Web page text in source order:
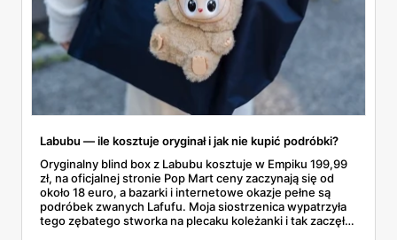
Labubu — ile kosztuje oryginał i jak nie kupić podróbki?
Oryginalny blind box z Labubu kosztuje w Empiku 199,99
zł, na oficjalnej stronie Pop Mart ceny zaczynają się od
około 18 euro, a bazarki i internetowe okazje pełne są
podróbek zwanych Lafufu. Moja siostrzenica wypatrzyła
tego zębatego stworka na plecaku koleżanki i tak zaczęło